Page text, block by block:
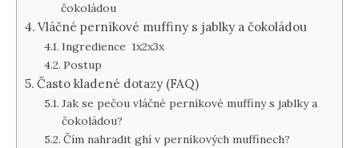
čokoládou
Vláčné perníkové muffiny s jablky a čokoládou
Ingredience 1x2x3x
Postup
Často kladené dotazy (FAQ)
Jak se pečou vláčné perníkové muffiny s jablky a
čokoládou?
Čím nahradit ghí v perníkových muffinech?